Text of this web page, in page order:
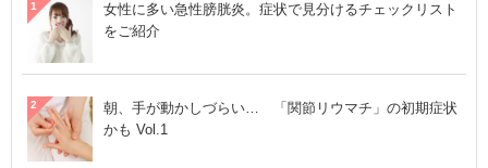
女性に多い急性膀胱炎。症状で見分けるチェックリスト
をご紹介
朝、手が動かしづらい… 「関節リウマチ」の初期症状
かも Vol.1